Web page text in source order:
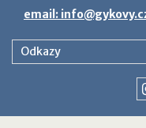
content
email:
Odkazy